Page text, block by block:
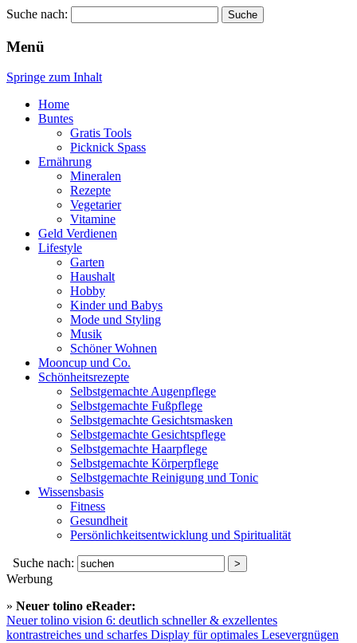
Pinkies
Suche nach:
Menü
Springe zum Inhalt
Home
Buntes
Gratis Tools
Picknick Spass
Ernährung
Mineralen
Rezepte
Vegetarier
Vitamine
Geld Verdienen
Lifestyle
Garten
Haushalt
Hobby
Kinder und Babys
Mode und Styling
Musik
Schöner Wohnen
Mooncup und Co.
Schönheitsrezepte
Selbstgemachte Augenpflege
Selbstgemachte Fußpflege
Selbstgemachte Gesichtsmasken
Selbstgemachte Gesichtspflege
Selbstgemachte Haarpflege
Selbstgemachte Körperpflege
Selbstgemachte Reinigung und Tonic
Wissensbasis
Fitness
Gesundheit
Persönlichkeitsentwicklung und Spiritualität
Suche nach:
Werbung
» Neuer tolino eReader:
Neuer tolino vision 6: deutlich schneller & exzellentes
kontrastreiches und scharfes Display für optimales Lesevergnügen